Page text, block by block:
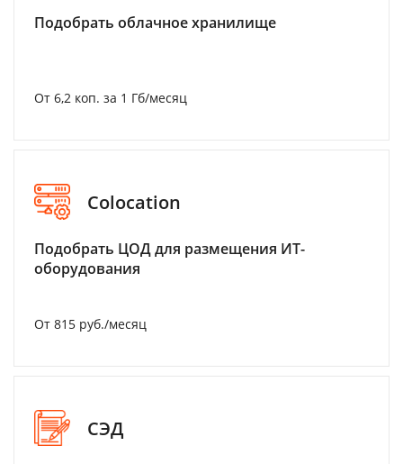
Подобрать облачное хранилище
От 6,2 коп. за 1 Гб/месяц
Colocation
Подобрать ЦОД для размещения ИТ-
оборудования
От 815 руб./месяц
СЭД